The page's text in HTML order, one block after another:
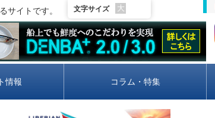
サイトです。 文字サイズ 大
情報 コラム・特集